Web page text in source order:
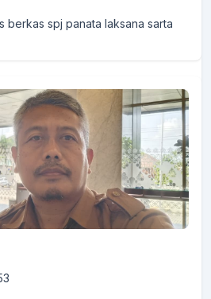
berkas spj panata laksana sarta